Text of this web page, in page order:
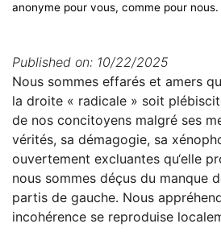
anonyme pour vous, comme pour nous.
Published on: 10/22/2025
Nous sommes effarés et amers
la droite « radicale » soit
de nos concitoyens malgré ses
vérités, sa démagogie, sa
ouvertement excluantes qu‘elle
nous sommes déçus du manque
partis de gauche. Nous
incohérence se reproduise